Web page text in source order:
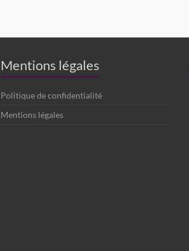
Mentions légales
Politique de confidentialité
Mentions légales